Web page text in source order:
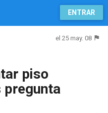
ENTRAR
el 25 may. 08
piso
pregunta